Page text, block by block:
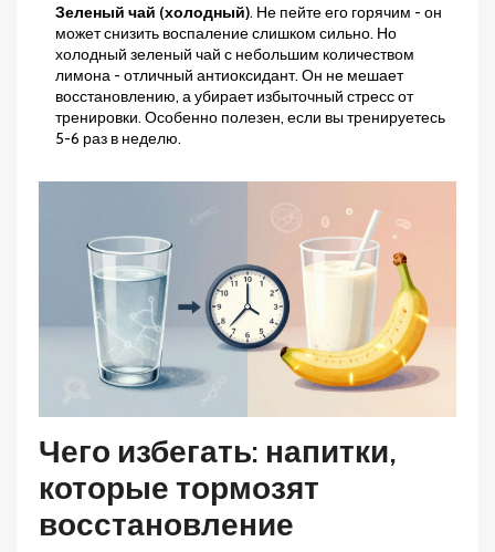
Зеленый чай (холодный). Не пейте его горячим - он
может снизить воспаление слишком сильно. Но
холодный зеленый чай с небольшим количеством
лимона - отличный антиоксидант. Он не мешает
восстановлению, а убирает избыточный стресс от
тренировки. Особенно полезен, если вы тренируетесь
5-6 раз в неделю.
Чего избегать: напитки,
которые тормозят
восстановление